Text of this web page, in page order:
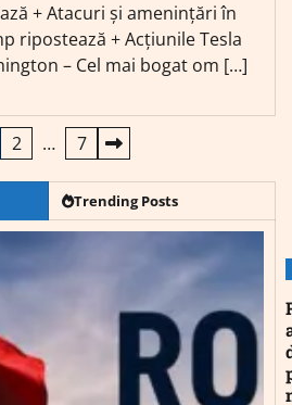
+ Atacuri și amenințări în
ripostează + Acțiunile Tesla
– Cel mai bogat om […]
2 … 7
Trending Posts